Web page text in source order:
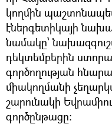
կողմին
էներգետիկայի
նամակը՝
դեկտեմբերին
գործողության
միակողմանի
շարունակի
գործընթացը։